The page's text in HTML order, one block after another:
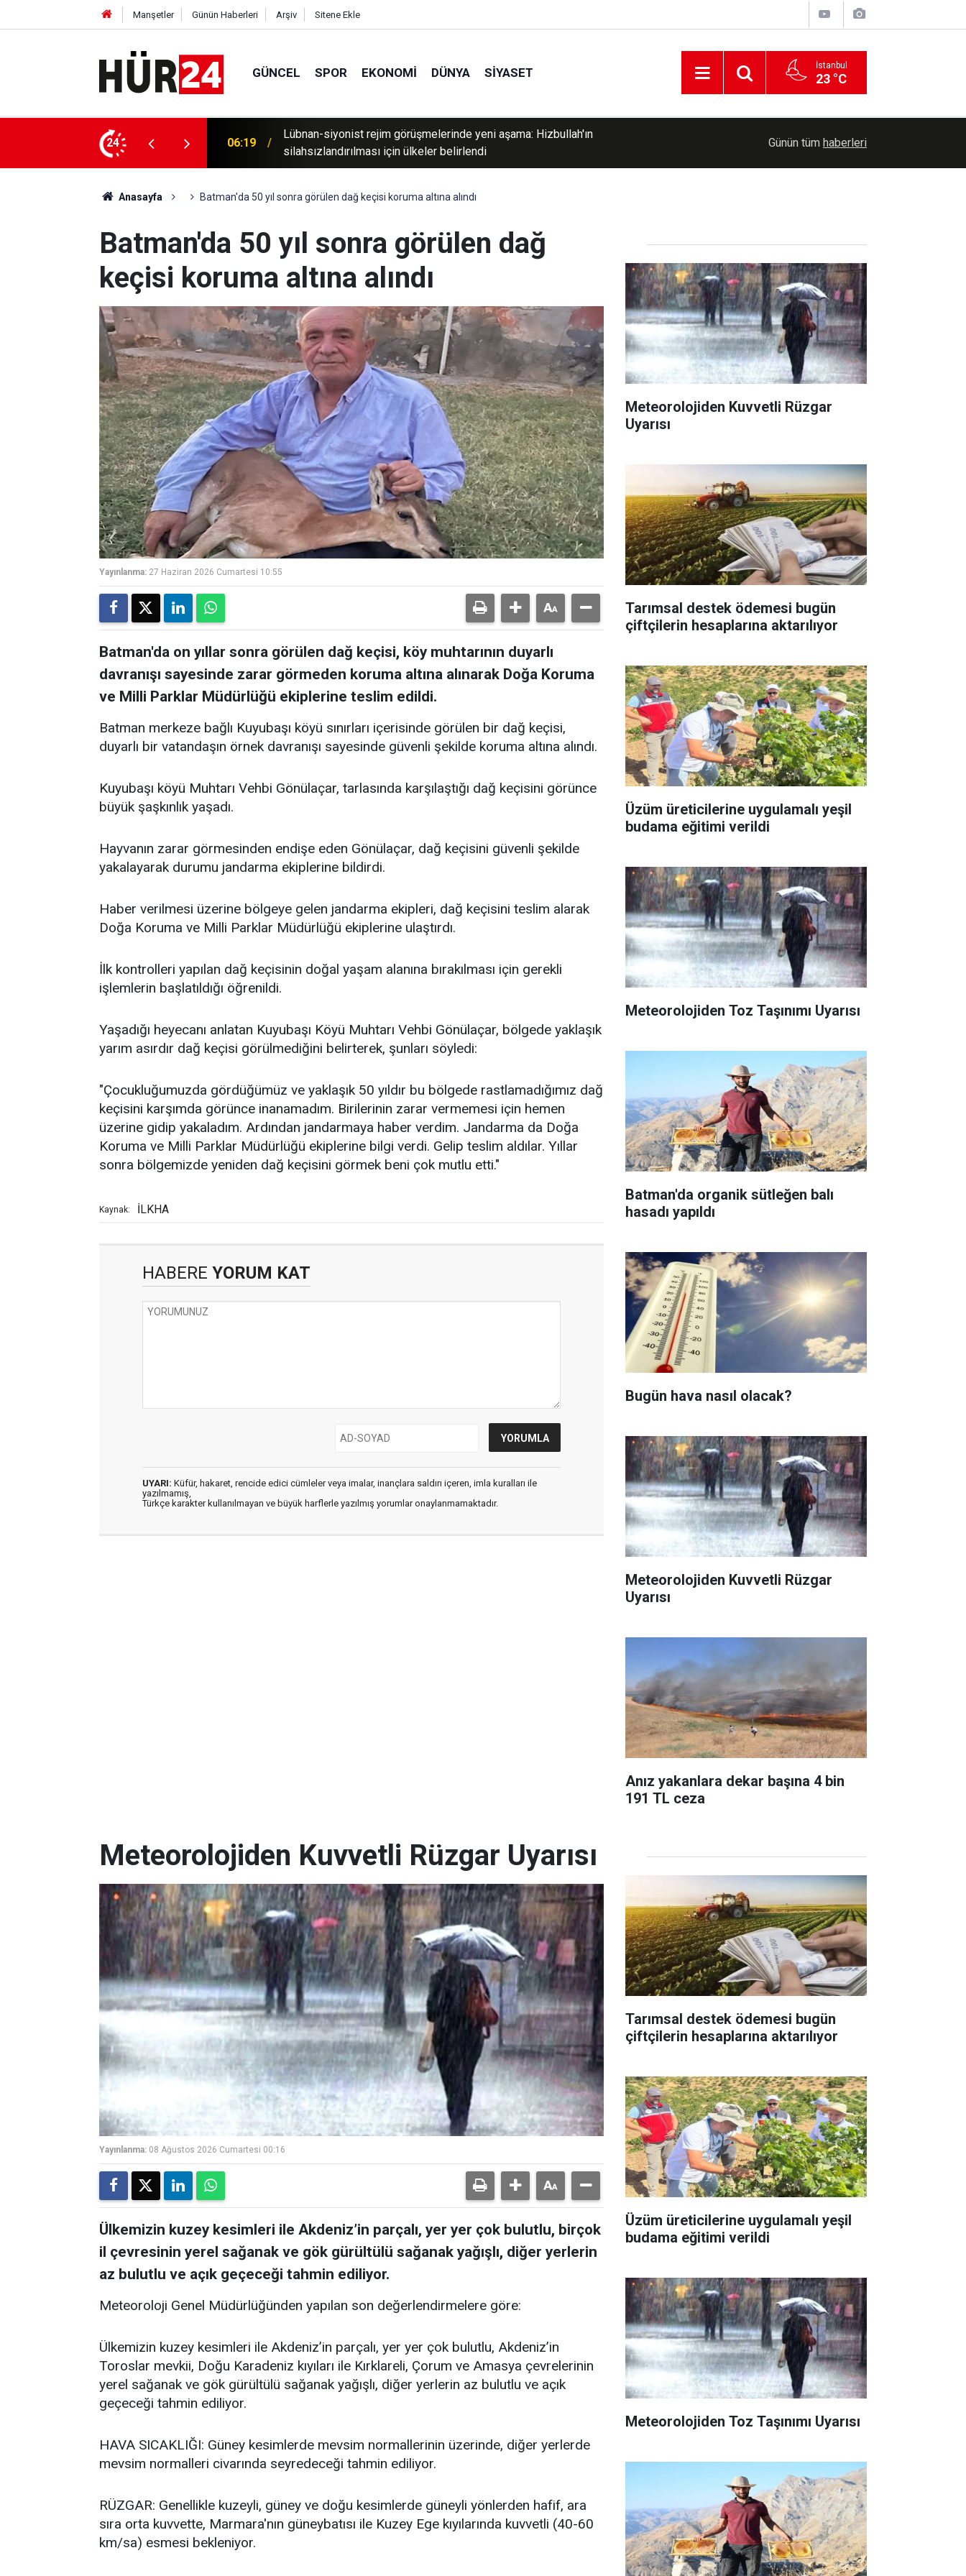
Manşetler Günün Haberleri Arşiv Sitene Ekle
GÜNCEL SPOR EKONOMI DÜNYA SIYASET İstanbul
23 °C
24
yeni aşama: Hizbullah'ın
01:18 Muğla'da silahlı saldırı soruşturmasında 3 tutuklama Uluslararası Filistin Konvoyu Şanlıurfa’da
Günün tüm haberleri
Anasayfa Batman'da 50 yıl sonra görülen dağ keçisi koruma altına alındı
Batman'da 50 yıl sonra görülen dağ
keçisi koruma altına alındı
Yayınlanma: 27 Haziran 2026 Cumartesi 10:55
Batman'da on yıllar sonra görülen dağ keçisi, köy muhtarının duyarlı
davranışı sayesinde zarar görmeden koruma altına alınarak Doğa Koruma
ve Milli Parklar Müdürlüğü ekiplerine teslim edildi.
Batman merkeze bağlı Kuyubaşı köyü sınırları içerisinde görülen bir dağ keçisi,
duyarlı bir vatandaşın örnek davranışı sayesinde güvenli şekilde koruma altına alındı.
Kuyubaşı köyü Muhtarı Vehbi Gönülaçar, tarlasında karşılaştığı dağ keçisini görünce
büyük şaşkınlık yaşadı.
Hayvanın zarar görmesinden endişe eden Gönülaçar, dağ keçisini güvenli şekilde
yakalayarak durumu jandarma ekiplerine bildirdi.
Haber verilmesi üzerine bölgeye gelen jandarma ekipleri, dağ keçisini teslim alarak
Doğa Koruma ve Milli Parklar Müdürlüğü ekiplerine ulaştırdı.
İlk kontrolleri yapılan dağ keçisinin doğal yaşam alanına bırakılması için gerekli
işlemlerin başlatıldığı öğrenildi.
Yaşadığı heyecanı anlatan Kuyubaşı Köyü Muhtarı Vehbi Gönülaçar, bölgede yaklaşık
yarım asırdır dağ keçisi görülmediğini belirterek, şunları söyledi:
"Çocukluğumuzda gördüğümüz ve yaklaşık 50 yıldır bu bölgede rastlamadığımız dağ
keçisini karşımda görünce inanamadım. Birilerinin zarar vermemesi için hemen
üzerine gidip yakaladım. Ardından jandarmaya haber verdim. Jandarma da Doğa
Koruma ve Milli Parklar Müdürlüğü ekiplerine bilgi verdi. Gelip teslim aldılar. Yıllar
sonra bölgemizde yeniden dağ keçisini görmek beni çok mutlu etti."
Kaynak: İLKHA
HABERE YORUM KAT
UYARI: Küfür, hakaret, rencide edici cümleler veya imalar, inançlara saldırı içeren, imla kuralları ile
yazılmamış,
Türkçe karakter kullanılmayan ve büyük harflerle yazılmış yorumlar onaylanmamaktadır.
Meteorolojiden Kuvvetli Rüzgar
Uyarısı
Tarımsal destek ödemesi bugün
çiftçilerin hesaplarına aktarılıyor
Üzüm üreticilerine uygulamalı yeşil
budama eğitimi verildi
Meteorolojiden Toz Taşınımı Uyarısı
Batman'da organik sütleğen balı
hasadı yapıldı
Bugün hava nasıl olacak?
Meteorolojiden Kuvvetli Rüzgar
Uyarısı
Anız yakanlara dekar başına 4 bin
191 TL ceza
Meteorolojiden Kuvvetli Rüzgar Uyarısı
Yayınlanma: 08 Ağustos 2026 Cumartesi 00:16
Ülkemizin kuzey kesimleri ile Akdeniz’in parçalı, yer yer çok bulutlu, birçok
il çevresinin yerel sağanak ve gök gürültülü sağanak yağışlı, diğer yerlerin
az bulutlu ve açık geçeceği tahmin ediliyor.
Meteoroloji Genel Müdürlüğünden yapılan son değerlendirmelere göre:
Ülkemizin kuzey kesimleri ile Akdeniz’in parçalı, yer yer çok bulutlu, Akdeniz’in
Toroslar mevkii, Doğu Karadeniz kıyıları ile Kırklareli, Çorum ve Amasya çevrelerinin
yerel sağanak ve gök gürültülü sağanak yağışlı, diğer yerlerin az bulutlu ve açık
geçeceği tahmin ediliyor.
HAVA SICAKLIĞI: Güney kesimlerde mevsim normallerinin üzerinde, diğer yerlerde
mevsim normalleri civarında seyredeceği tahmin ediliyor.
RÜZGAR: Genellikle kuzeyli, güney ve doğu kesimlerde güneyli yönlerden hafif, ara
sıra orta kuvvette, Marmara'nın güneybatısı ile Kuzey Ege kıyılarında kuvvetli (40-60
km/sa) esmesi bekleniyor.
Tarımsal destek ödemesi bugün
çiftçilerin hesaplarına aktarılıyor
Üzüm üreticilerine uygulamalı yeşil
budama eğitimi verildi
Meteorolojiden Toz Taşınımı Uyarısı